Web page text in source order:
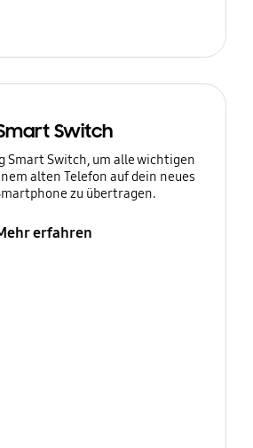
Switch
Smart Switch, um alle wichtigen
alten Telefon auf dein neues
zu übertragen.
erfahren